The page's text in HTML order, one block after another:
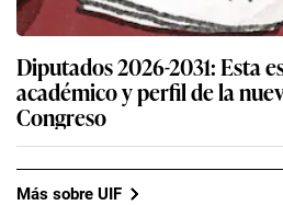
Diputados 2026-2031: Esta
académico y perfil de la
Congreso
Más sobre UIF